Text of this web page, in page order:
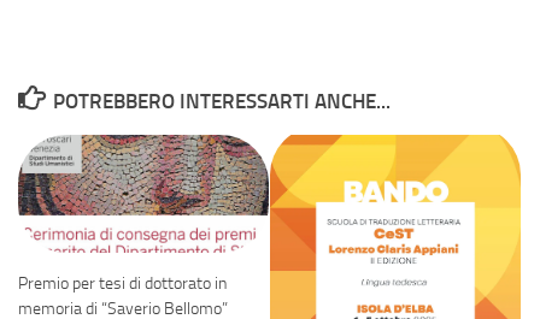
POTREBBERO INTERESSARTI ANCHE...
Premio per tesi di dottorato in
memoria di “Saverio Bellomo”